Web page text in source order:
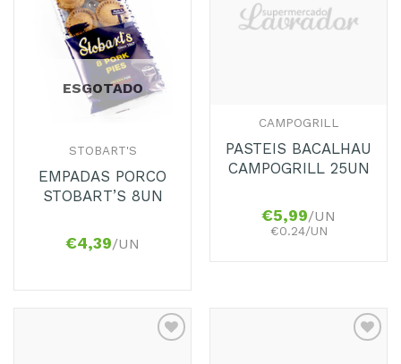
ESGOTADO
STOBART'S
EMPADAS PORCO
STOBART’S 8UN
€4,39/UN
Favoritos
CAMPOGRILL
PASTEIS BACALHAU
CAMPOGRILL 25UN
€5,99/UN
€0.24/UN